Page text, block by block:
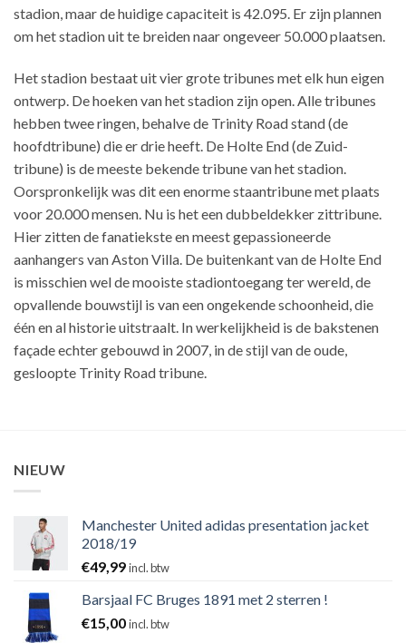
stadion, maar de huidige capaciteit is 42.095. Er zijn plannen
om het stadion uit te breiden naar ongeveer 50.000 plaatsen.
Het stadion bestaat uit vier grote tribunes met elk hun eigen
ontwerp. De hoeken van het stadion zijn open. Alle tribunes
hebben twee ringen, behalve de Trinity Road stand (de
hoofdtribune) die er drie heeft. De Holte End (de Zuid-
tribune) is de meeste bekende tribune van het stadion.
Oorspronkelijk was dit een enorme staantribune met plaats
voor 20.000 mensen. Nu is het een dubbeldekker zittribune.
Hier zitten de fanatiekste en meest gepassioneerde
aanhangers van Aston Villa. De buitenkant van de Holte End
is misschien wel de mooiste stadiontoegang ter wereld, de
opvallende bouwstijl is van een ongekende schoonheid, die
één en al historie uitstraalt. In werkelijkheid is de bakstenen
façade echter gebouwd in 2007, in de stijl van de oude,
gesloopte Trinity Road tribune.
NIEUW
Manchester United adidas presentation jacket
2018/19
€49,99incl. btw
Barsjaal FC Bruges 1891 met 2 sterren !
€15,00incl. btw